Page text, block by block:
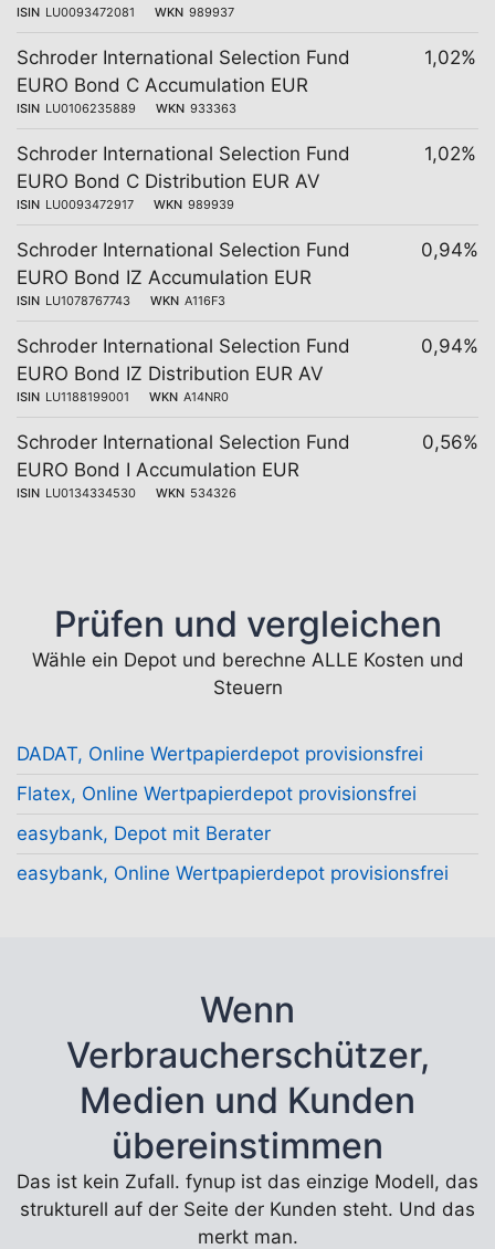
ISIN LU0093472081 WKN 989937
Schroder International Selection Fund
EURO Bond C Accumulation EUR
ISIN LU0106235889 WKN 933363
1,02%
Schroder International Selection Fund
EURO Bond C Distribution EUR AV
ISIN LU0093472917 WKN 989939
1,02%
Schroder International Selection Fund
EURO Bond IZ Accumulation EUR
ISIN LU1078767743 WKN A116F3
0,94%
Schroder International Selection Fund
EURO Bond IZ Distribution EUR AV
ISIN LU1188199001 WKN A14NR0
0,94%
Schroder International Selection Fund
EURO Bond I Accumulation EUR
ISIN LU0134334530 WKN 534326
0,56%
Prüfen und vergleichen
Wähle ein Depot und berechne ALLE Kosten und
Steuern
DADAT, Online Wertpapierdepot provisionsfrei
Flatex, Online Wertpapierdepot provisionsfrei
easybank, Depot mit Berater
easybank, Online Wertpapierdepot provisionsfrei
Wenn
Verbraucherschützer,
Medien und Kunden
übereinstimmen
Das ist kein Zufall. fynup ist das einzige Modell, das
strukturell auf der Seite der Kunden steht. Und das
merkt man.